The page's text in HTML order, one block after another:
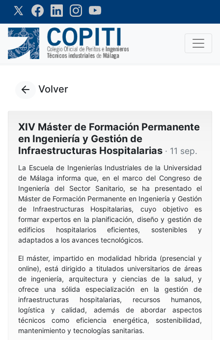
Volver
XIV Máster de Formación Permanente
en Ingeniería y Gestión de
Infraestructuras Hospitalarias · 11 sep.
La Escuela de Ingenierías Industriales de la Universidad
de Málaga informa que, en el marco del Congreso de
Ingeniería del Sector Sanitario, se ha presentado el
Máster de Formación Permanente en Ingeniería y Gestión
de Infraestructuras Hospitalarias, cuyo objetivo es
formar expertos en la planificación, diseño y gestión de
edificios hospitalarios eficientes, sostenibles y
adaptados a los avances tecnológicos.
El máster, impartido en modalidad híbrida (presencial y
online), está dirigido a titulados universitarios de áreas
de ingeniería, arquitectura y ciencias de la salud, y
ofrece una sólida especialización en la gestión de
infraestructuras hospitalarias, recursos humanos,
logística y calidad, además de abordar aspectos
técnicos como eficiencia energética, sostenibilidad,
mantenimiento y tecnologías sanitarias.